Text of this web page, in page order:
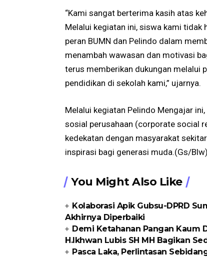
“Kami sangat berterima kasih atas
Melalui kegiatan ini, siswa kami tidak
peran BUMN dan Pelindo dalam
menambah wawasan dan motivasi
terus memberikan dukungan melalui
pendidikan di sekolah kami,” ujarnya.
Melalui kegiatan Pelindo Mengajar
sosial perusahaan (corporate social
kedekatan dengan masyarakat
inspirasi bagi generasi muda.(Gs/
You Might Also Like
Kolaborasi Apik Gubsu-DPRD
Akhirnya Diperbaiki
Demi Ketahanan Pangan Kaum
H.Ikhwan Lubis SH MH Bagikan
Pasca Laka, Perlintasan